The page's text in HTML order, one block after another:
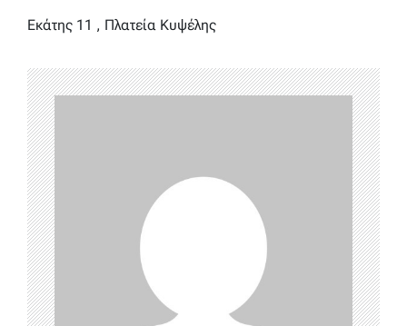
Εκάτης 11 , Πλατεία Κυψέλης